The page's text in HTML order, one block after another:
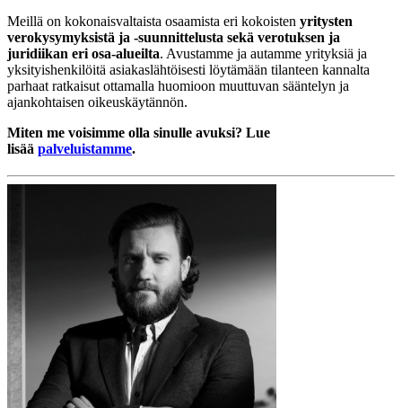
Meillä on kokonaisvaltaista osaamista eri kokoisten yritysten
verokysymyksistä ja -suunnittelusta sekä verotuksen ja
juridiikan eri osa-alueilta. Avustamme ja autamme yrityksiä ja
yksityishenkilöitä asiakaslähtöisesti löytämään tilanteen kannalta
parhaat ratkaisut ottamalla huomioon muuttuvan sääntelyn ja
ajankohtaisen oikeuskäytännön.
Miten me voisimme olla sinulle avuksi? Lue
lisää palveluistamme.